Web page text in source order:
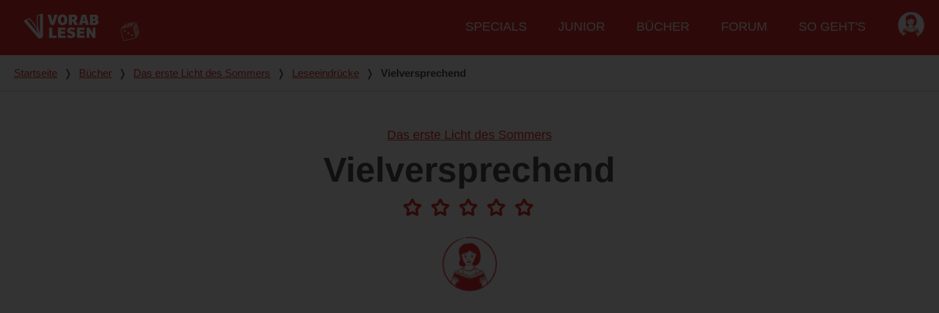
Hauptmenü
SPECIALS JUNIOR BÜCHER FORUM SO GEHT'S
Du bist hier
Startseite ❭ Bücher ❭ Das erste Licht des Sommers ❭ Leseeindrücke ❭ Vielversprechend
Das erste Licht des Sommers
Vielversprechend